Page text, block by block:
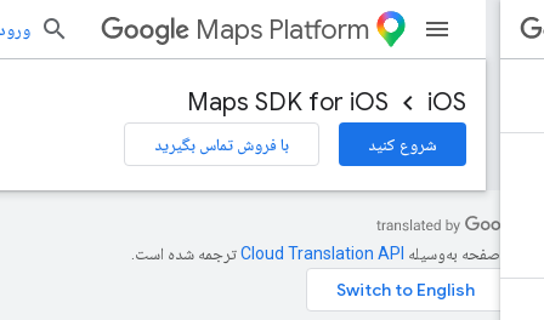
Maps Platform ورود به
iOS
Maps SDK for iOS
شروع کنید با فروش تماس بگیرید
صفحه به‌وسیله ترجمه شده است.